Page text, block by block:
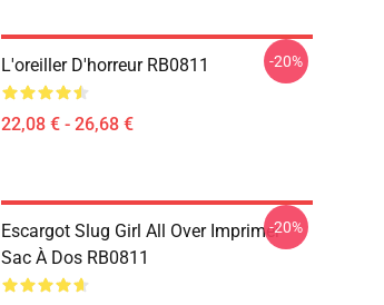
L'oreiller D'horreur RB0811
22,08 € - 26,68 €
-20%
Escargot Slug Girl All Over Imprimer
Sac À Dos RB0811
-20%